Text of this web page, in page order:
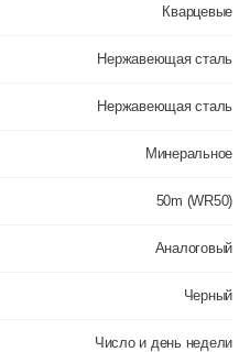
Кварцевые
Нержавеющая сталь
Нержавеющая сталь
Минеральное
50m (WR50)
Аналоговый
Черный
Число и день недели